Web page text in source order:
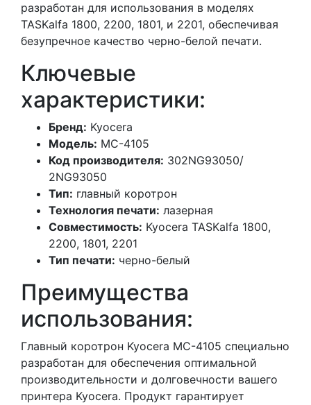
разработан для использования в моделях
TASKalfa 1800, 2200, 1801, и 2201, обеспечивая
безупречное качество черно-белой печати.
Ключевые
характеристики:
Бренд: Kyocera
Модель: MC-4105
Код производителя: 302NG93050/
2NG93050
Тип: главный коротрон
Технология печати: лазерная
Совместимость: Kyocera TASKalfa 1800,
2200, 1801, 2201
Тип печати: черно-белый
Преимущества
использования:
Главный коротрон Kyocera MC-4105 специально
разработан для обеспечения оптимальной
производительности и долговечности вашего
принтера Kyocera. Продукт гарантирует